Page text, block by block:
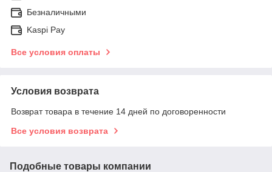
Безналичными
Kaspi Pay
Все условия оплаты
Условия возврата
Возврат товара в течение 14 дней по договоренности
Все условия возврата
Подобные товары компании